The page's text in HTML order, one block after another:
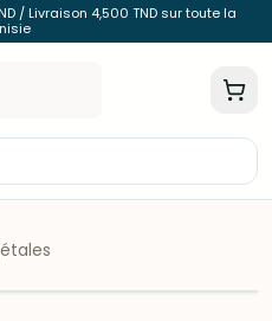
/ Livraison 4,500 TND sur toute la